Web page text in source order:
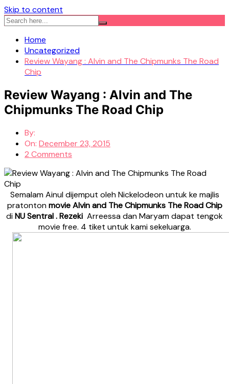
Skip to content
Home
Uncategorized
Review Wayang : Alvin and The Chipmunks The Road
Chip
Review Wayang : Alvin and The
Chipmunks The Road Chip
By:
On: December 23, 2015
2 Comments
Semalam Ainul dijemput oleh Nickelodeon untuk ke majlis
pratontonmovie Alvin and The Chipmunks The Road Chip
diNU Sentral . Rezeki Arreessa dan Maryam dapat tengok
movie free. 4 tiket untuk kami sekeluarga.